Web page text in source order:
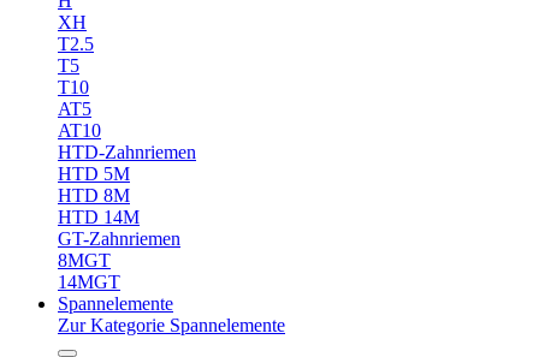
XH
T2.5
T5
T10
AT5
AT10
HTD-Zahnriemen
HTD 5M
HTD 8M
HTD 14M
GT-Zahnriemen
8MGT
14MGT
Spannelemente
Zur Kategorie Spannelemente